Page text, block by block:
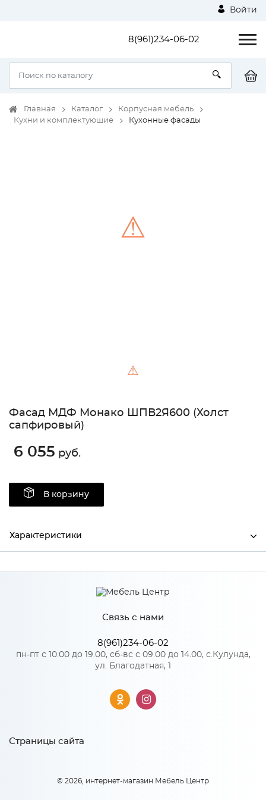
Войти
8(961)234-06-02
Главная Каталог
Корпусная мебель
Кухни и комплектующие
Кухонные фасады
⚠
⚠
Фасад МДФ Монако ШПВ2Я600 (Холст
сапфировый)
6 055 руб.
В корзину
Характеристики
Производитель МиФ
Количество упаковок: 1
Связь с нами
8(961)234-06-02
пн-пт с 10.00 до 19.00, сб-вс с 09.00 до 14.00, с.Кулунда,
ул. Благодатная, 1
Страницы сайта
© 2026, интернет-магазин Мебель Центр